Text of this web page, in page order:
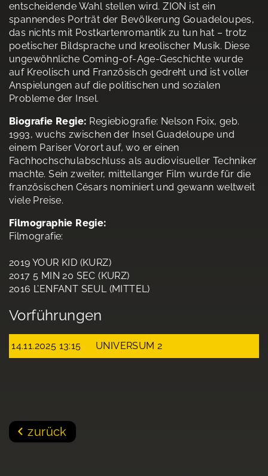
entscheidende Wahl stellen wird. ZION ist ein
spannendes Porträt der Bevölkerung Gouadeloupes,
das nichts mit Postkartenromantik zu tun hat – trotz
poetischer Bildsprache und kreolischer Musik. Diese
ungewöhnliche Coming-of-Age-Geschichte wurde
auf Kreolisch und Französisch gedreht und ist voller
Anspielungen auf die politischen und sozialen
Probleme der Insel.
Biografie Regie: Regiebiografie: Nelson Foix, geb.
1993, wuchs zwischen der Insel Guadeloupe und
einem Pariser Vorort auf, wo er einen
Fachhochschulabschluss als audiovisueller Techniker
machte. Sein zweiter, mittellanger Film wurde für die
französischen Césars nominiert und gewann weltweit
viele Preise.
Filmographie Regie:
Filmografie:
2019 YOUR KID (KURZ)
2017 5 MIN 20 SEC (KURZ)
2016 L’ENFANT SEUL (MITTEL)
Vorführungen
14.11.2025 13:15 UNIVERSUM 2
zurück